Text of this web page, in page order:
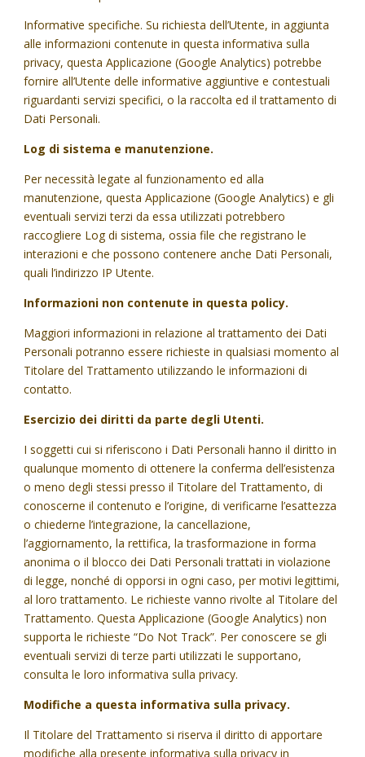
Informative specifiche. Su richiesta dell’Utente, in aggiunta
alle informazioni contenute in questa informativa sulla
privacy, questa Applicazione (Google Analytics) potrebbe
fornire all’Utente delle informative aggiuntive e contestuali
riguardanti servizi specifici, o la raccolta ed il trattamento di
Dati Personali.
Log di sistema e manutenzione.
Per necessità legate al funzionamento ed alla
manutenzione, questa Applicazione (Google Analytics) e gli
eventuali servizi terzi da essa utilizzati potrebbero
raccogliere Log di sistema, ossia file che registrano le
interazioni e che possono contenere anche Dati Personali,
quali l’indirizzo IP Utente.
Informazioni non contenute in questa policy.
Maggiori informazioni in relazione al trattamento dei Dati
Personali potranno essere richieste in qualsiasi momento al
Titolare del Trattamento utilizzando le informazioni di
contatto.
Esercizio dei diritti da parte degli Utenti.
I soggetti cui si riferiscono i Dati Personali hanno il diritto in
qualunque momento di ottenere la conferma dell’esistenza
o meno degli stessi presso il Titolare del Trattamento, di
conoscerne il contenuto e l’origine, di verificarne l’esattezza
o chiederne l’integrazione, la cancellazione,
l’aggiornamento, la rettifica, la trasformazione in forma
anonima o il blocco dei Dati Personali trattati in violazione
di legge, nonché di opporsi in ogni caso, per motivi legittimi,
al loro trattamento. Le richieste vanno rivolte al Titolare del
Trattamento. Questa Applicazione (Google Analytics) non
supporta le richieste “Do Not Track”. Per conoscere se gli
eventuali servizi di terze parti utilizzati le supportano,
consulta le loro informativa sulla privacy.
Modifiche a questa informativa sulla privacy.
Il Titolare del Trattamento si riserva il diritto di apportare
modifiche alla presente informativa sulla privacy in